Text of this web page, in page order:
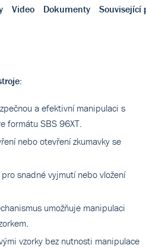
Video Dokumenty Související
a efektivní manipulaci s
formátu SBS 96XT.
nebo otevření zkumavky se
snadné vyjmutí nebo vložení
umožňuje manipulaci
vzorky bez nutnosti manipulace